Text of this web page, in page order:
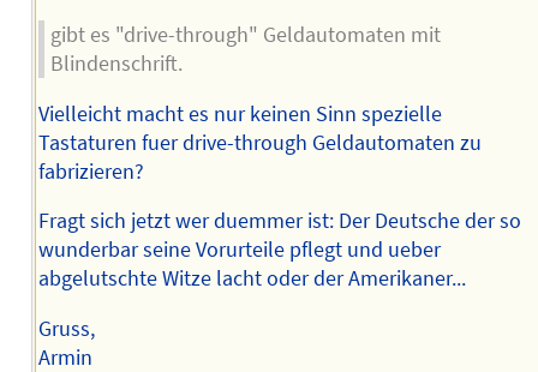
gibt es "drive-through" Geldautomaten mit
Blindenschrift.
Vielleicht macht es nur keinen Sinn spezielle
Tastaturen fuer drive-through Geldautomaten zu
fabrizieren?
Fragt sich jetzt wer duemmer ist: Der Deutsche der so
wunderbar seine Vorurteile pflegt und ueber
abgelutschte Witze lacht oder der Amerikaner...
Gruss,
Armin